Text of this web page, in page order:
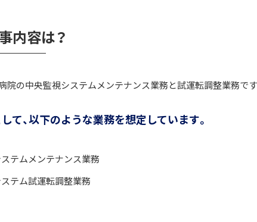
内容は？
院の中央監視システムメンテナンス業務と試運転調整業務です
て、以下のような業務を想定しています。
テムメンテナンス業務
テム試運転調整業務